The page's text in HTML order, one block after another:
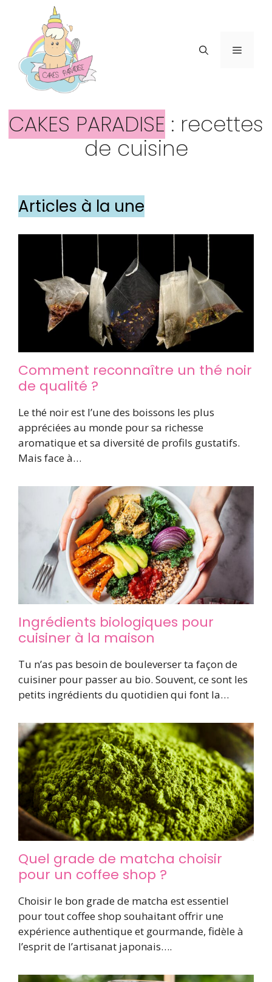
contenu
Menu
CAKES PARADISE : recettes
de cuisine
Articles à la une
Comment reconnaître un thé noir
de qualité ?
Le thé noir est l’une des boissons les plus
appréciées au monde pour sa richesse
aromatique et sa diversité de profils gustatifs.
Mais face à…
Ingrédients biologiques pour
cuisiner à la maison
Tu n’as pas besoin de bouleverser ta façon de
cuisiner pour passer au bio. Souvent, ce sont les
petits ingrédients du quotidien qui font la…
Quel grade de matcha choisir
pour un coffee shop ?
Choisir le bon grade de matcha est essentiel
pour tout coffee shop souhaitant offrir une
expérience authentique et gourmande, fidèle à
l’esprit de l’artisanat japonais….